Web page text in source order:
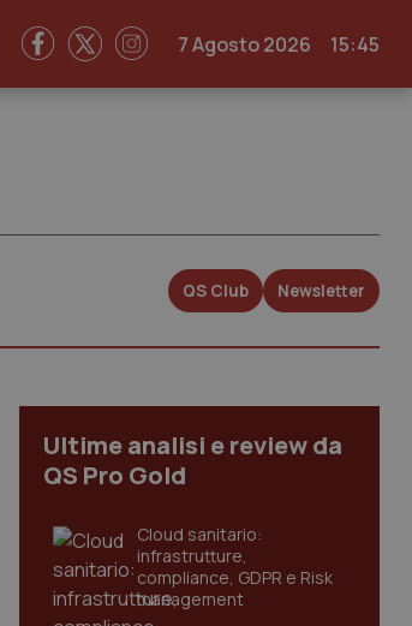
7 Agosto 2026 15:45
QS Club Newsletter
Ultime analisi e review da
QS Pro Gold
Cloud sanitario:
infrastrutture,
compliance, GDPR e Risk
management